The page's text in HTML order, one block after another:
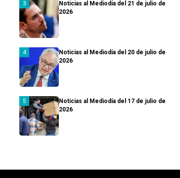
Noticias al Mediodía del 21 de julio de
2026
Noticias al Mediodía del 20 de julio de
2026
Noticias al Mediodía del 17 de julio de
2026